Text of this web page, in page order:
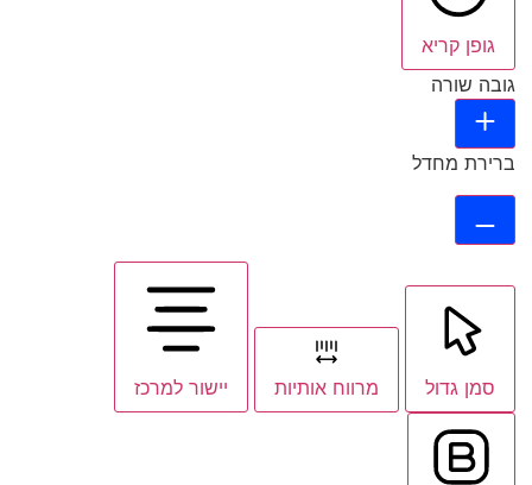
גופן קריא
גובה שורה
ברירת מחדל
סמן גדול מרווח אותיות יישור למרכז